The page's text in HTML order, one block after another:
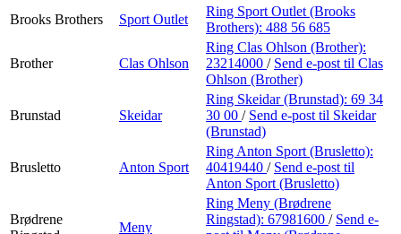
Brooks Brothers
Sport Outlet
Ring Sport Outlet (Brooks
Brothers): 488 56 685
Brother Clas Ohlson
Ring Clas Ohlson (Brother):
23214000 / Send e-post til Clas
Ohlson (Brother)
Brunstad Skeidar
Ring Skeidar (Brunstad): 69 34
30 00 / Send e-post til Skeidar
(Brunstad)
Brusletto Anton Sport
Ring Anton Sport (Brusletto):
40419440 / Send e-post til
Anton Sport (Brusletto)
Brødrene
Meny
Ring Meny (Brødrene
Ringstad): 67981600 / Send e-